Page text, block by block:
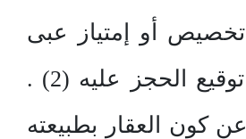
أو إمتياز عبى
العقار المراد توقيع الحجز عليه (2) .
كون العقار بطبيعته